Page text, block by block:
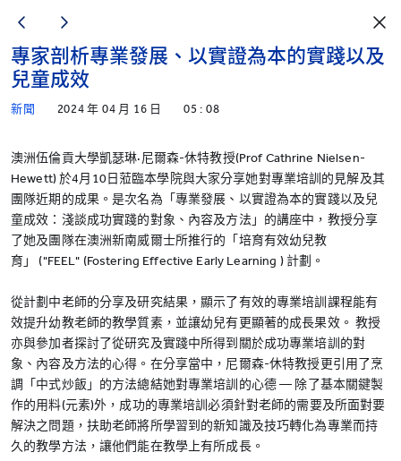
專家剖析專業發展、以實證為本的實踐以及
兒童成效
新聞 2024 年 04 月 16 日 05 : 08
澳洲伍倫貢大學凱瑟琳·尼爾森-休特教授(Prof Cathrine Nielsen-
Hewett) 於4月10日蒞臨本學院與大家分享她對專業培訓的見解及其
團隊近期的成果。是次名為「專業發展、以實證為本的實踐以及兒
童成效：淺談成功實踐的對象、內容及方法」的講座中，教授分享
了她及團隊在澳洲新南威爾士所推行的「培育有效幼兒教
育」 ("FEEL" (Fostering Effective Early Learning ) 計劃。
從計劃中老師的分享及研究結果，顯示了有效的專業培訓課程能有
效提升幼教老師的教學質素，並讓幼兒有更顯著的成長果效。 教授
亦與參加者探討了從研究及實踐中所得到關於成功專業培訓的對
象、內容及方法的心得。在分享當中，尼爾森-休特教授更引用了烹
調「中式炒飯」的方法總結她對專業培訓的心德 — 除了基本關鍵製
作的用料(元素)外，成功的專業培訓必須針對老師的需要及所面對要
解決之問題，扶助老師將所學習到的新知識及技巧轉化為專業而持
久的教學方法，讓他們能在教學上有所成長。